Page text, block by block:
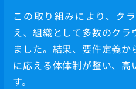
この取り組みにより、ク
え、組織として多数のク
ました。結果、要件定義
に応える体体制が整い、
す。